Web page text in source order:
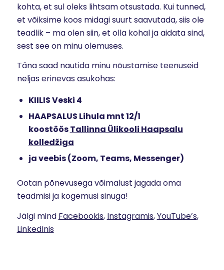
kohta, et sul oleks lihtsam otsustada. Kui tunned,
et võiksime koos midagi suurt saavutada, siis ole
teadlik – ma olen siin, et olla kohal ja aidata sind,
sest see on minu olemuses.
Täna saad nautida minu nõustamise teenuseid
neljas erinevas asukohas:
KIILIS Veski 4
HAAPSALUS Lihula mnt 12/1
koostöösTallinna Ülikooli Haapsalu
kolledžiga
ja veebis (Zoom, Teams, Messenger)
Ootan põnevusega võimalust jagada oma
teadmisi ja kogemusi sinuga!
Jälgi mind Facebookis, Instagramis,YouTube’s,
LinkedInis